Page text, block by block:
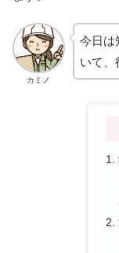
カミノ
今日は
いて、